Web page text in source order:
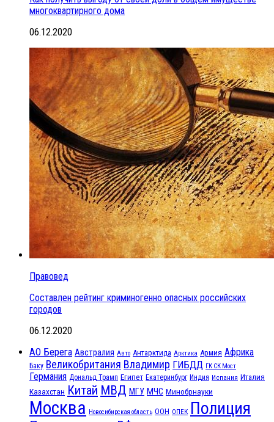
многоквартирного дома
06.12.2020
Правовед
Составлен рейтинг криминогенно опасных российских
городов
06.12.2020
АО Берега Австралия Авто Антарктида Арктика Армия Африка
Баку Великобритания Владимир ГИБДД ГК СК Мост
Германия Дональд Трамп Египет Екатеринбург Индия Испания Италия
Казахстан Китай МВД МГУ МЧС Минобрнауки
Москва Новосибирская область ООН ОПЕК Полиция